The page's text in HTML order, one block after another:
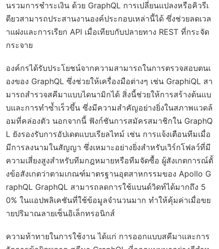
นรวมการชำระเงิน ด้วย GraphQL การเปลี่ยนแปลงหรือคิวรีเ
ดียวสามารถประสานงานองค์ประกอบเหล่านี้ได้ ซึ่งช่วยลดเวล
าแฝงและการเรียก API เมื่อเทียบกับปลายทาง REST ที่กระจัด
กระจาย
องค์กรได้รับประโยชน์จากความสามารถในการตรวจสอบตนเ
องของ GraphQL ซึ่งช่วยให้เครื่องมือต่างๆ เช่น GraphiQL สา
มารถสำรวจสคีมาแบบไดนามิกได้ สิ่งนี้ช่วยให้การสร้างต้นแบ
บและการทำซ้ำเร็วขึ้น ซึ่งมีความสำคัญอย่างยิ่งในสภาพแวดล้
อมที่คล่องตัว นอกจากนี้ ฟังก์ชันการสมัครสมาชิกใน GraphQ
L ยังรองรับการอัปเดตแบบเรียลไทม์ เช่น การแจ้งเตือนทีมเมื่อ
มีการลงนามในสัญญา ซึ่งเหมาะอย่างยิ่งสำหรับเวิร์กโฟลว์ที่มี
ความเสี่ยงสูงสำหรับทีมกฎหมายหรือทีมจัดซื้อ ผู้สังเกตการณ์ตั้
งข้อสังเกตว่าตามเกณฑ์มาตรฐานอุตสาหกรรมของ Apollo G
raphQL GraphQL สามารถลดการใช้แบนด์วิดท์ได้มากถึง 5
0% ในแอปพลิเคชันที่ใช้ข้อมูลจำนวนมาก ทำให้คุ้มค่าเมื่อขย
ายปริมาณลายเซ็นอิเล็กทรอนิกส์
ความท้าทายในการใช้งาน ได้แก่ การออกแบบสคีมาและการ